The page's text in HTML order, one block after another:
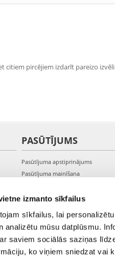
izmanto sīkfailus
sīkfailus, lai
analizētu mūsu datplūsmu.
saviem sociālās saziņas
ko viņiem sniedzat vai
citiem pircējiem izdarīt pareizo
PASŪTĪJUMS
Pasūtījuma apstiprinājums
Pasūtījuma mainīšana
Pieslēgšanās kontam